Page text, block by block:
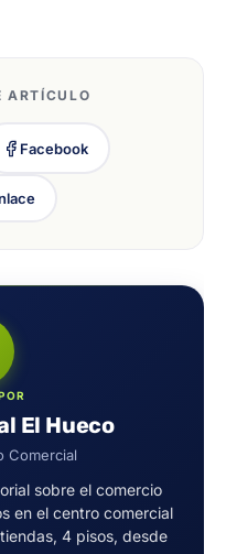
ARTÍCULO
Facebook
El Hueco
Comercial
sobre el comercio
en el centro comercial
4 pisos, desde